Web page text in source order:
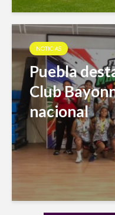
NOTICIAS
Puebla
Club
nacional